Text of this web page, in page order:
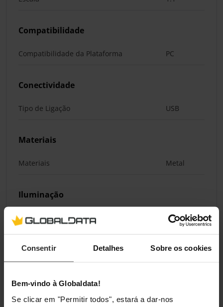
Consentir Detalhes Sobre os cookies
Bem-vindo à Globaldata!
Se clicar em "Permitir todos", estará a dar-nos
Compatibilidade
Compatibilidade da Plataforma PC
Conectividade
Tipo de Ligação USB
Materiais
Materiais Metal
Iluminação
Iluminação / RGB Sim